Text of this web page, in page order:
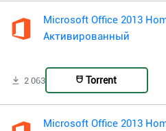
Microsoft Office 2013
Активированный
2 063 Torrent
Microsoft Office 2013